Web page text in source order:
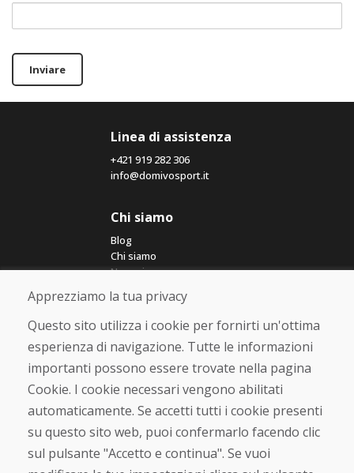
Inviare
Linea di assistenza
+421 919 282 306
info@domivosport.it
Chi siamo
Blog
Chi siamo
Negozio
Acquistare
Negozio online
Termini e condizioni commerciali
Spedizione e pagamento
Reso e cambio merce
Protezione dei dati personali
Cookies
Apprezziamo la tua privacy
Questo sito utilizza i cookie per fornirti un'ottima
esperienza di navigazione. Tutte le informazioni
importanti possono essere trovate nella pagina
Cookie. I cookie necessari vengono abilitati
automaticamente. Se accetti tutti i cookie presenti
su questo sito web, puoi confermarlo facendo clic
sul pulsante "Accetto e continua". Se vuoi